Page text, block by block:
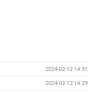
2024-02-12 14:31
2024-02-12 14:29